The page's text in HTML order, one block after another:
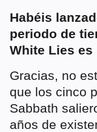
Habéis
periodo de
White Lies
Gracias, no
que los cinco
Sabbath
años de